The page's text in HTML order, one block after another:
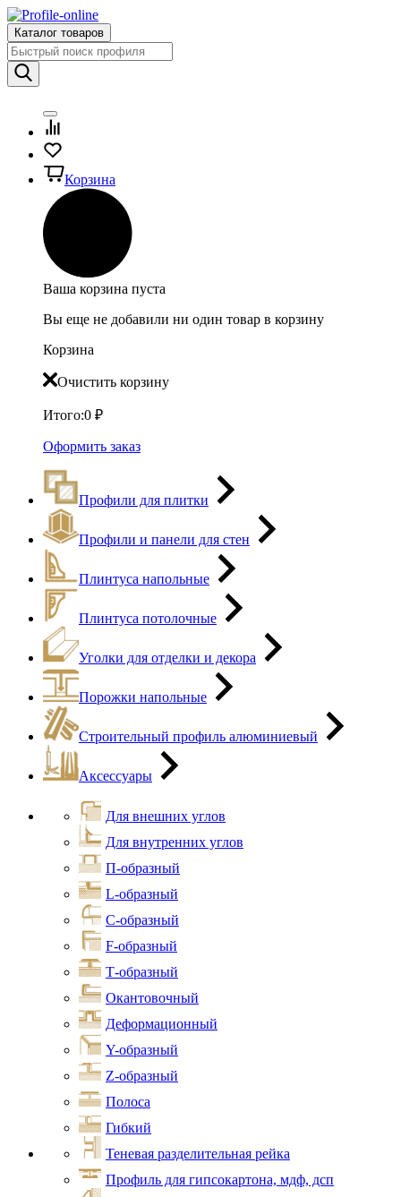
Каталог товаров
Корзина
Ваша корзина пуста
Вы еще не добавили ни один товар в корзину
Корзина
Очистить корзину
Итого:0 ₽
Оформить заказ
Профили для плитки
Профили и панели для стен
Плинтуса напольные
Плинтуса потолочные
Уголки для отделки и декора
Порожки напольные
Строительный профиль алюминиевый
Аксессуары
Для внешних углов
Для внутренних углов
П-образный
L-образный
С-образный
F-образный
Т-образный
Окантовочный
Деформационный
Y-образный
Z-образный
Полоса
Гибкий
Теневая разделительная рейка
Профиль для гипсокартона, мдф, дсп